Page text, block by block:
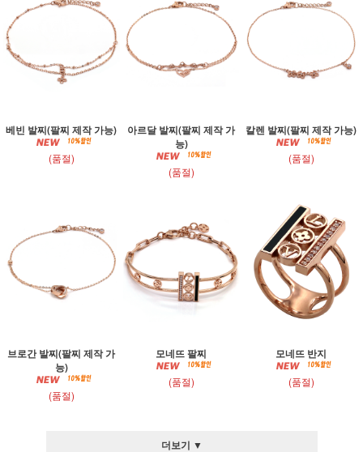
베빈 발찌(팔찌 제작 가능)
(품절)
아르달 발찌(팔찌 제작 가
능)
(품절)
칼렌 발찌(팔찌 제작 가능)
(품절)
브로간 발찌(팔찌 제작 가
능)
(품절)
모네뜨 팔찌
(품절)
모네뜨 반지
(품절)
더보기 ▼